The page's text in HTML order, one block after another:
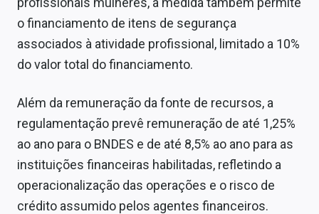
o financiamento de itens de segurança
associados à atividade profissional, limitado a 10%
do valor total do financiamento.
Além da remuneração da fonte de recursos, a
regulamentação prevê remuneração de até 1,25%
ao ano para o BNDES e de até 8,5% ao ano para as
instituições financeiras habilitadas, refletindo a
operacionalização das operações e o risco de
crédito assumido pelos agentes financeiros.